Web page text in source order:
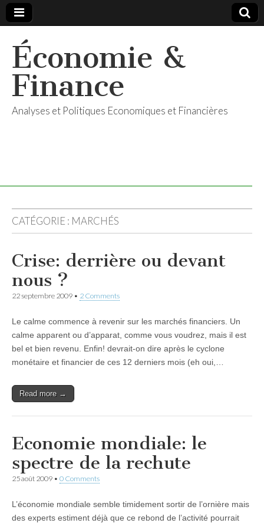
Économie &
Finance
Analyses et Politiques Economiques et Financières
CATÉGORIE : MARCHÉS
Crise: derrière ou devant
nous ?
22 septembre 2009 • 2 Comments
Le calme commence à revenir sur les marchés financiers. Un
calme apparent ou d’apparat, comme vous voudrez, mais il est
bel et bien revenu. Enfin! devrait-on dire après le cyclone
monétaire et financier de ces 12 derniers mois (eh oui,…
Read more →
Economie mondiale: le
spectre de la rechute
25 août 2009 • 0 Comments
L’économie mondiale semble timidement sortir de l’ornière mais
des experts estiment déjà que ce rebond de l’activité pourrait